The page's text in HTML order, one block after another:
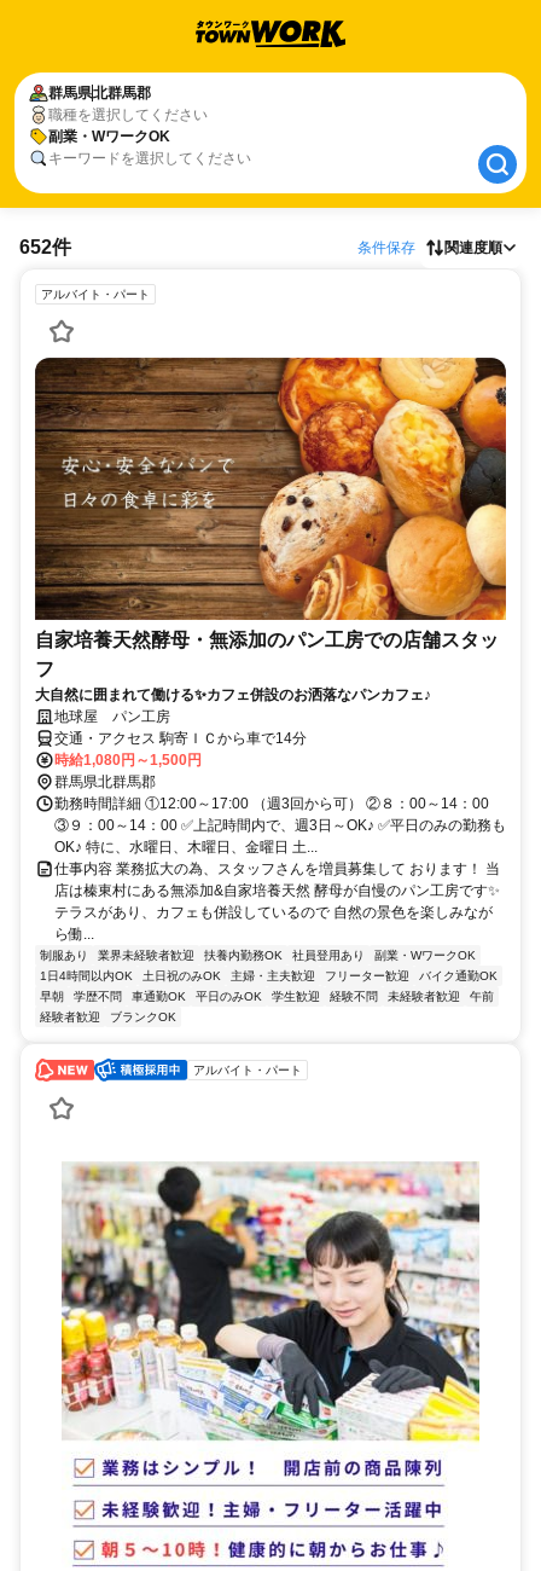
群馬県北群馬郡
職種を選択してください
副業・WワークOK
キーワードを選択してください
群馬県北群馬郡
副業・WワークOK
652件 条件保存 関連度順
アルバイト・パート
自家培養天然酵母・無添加のパン工房での店舗スタッ
フ
大自然に囲まれて働ける✨カフェ併設のお洒落なパンカフェ♪
地球屋 パン工房
交通・アクセス 駒寄ＩＣから車で14分
時給1,080円～1,500円
群馬県北群馬郡
勤務時間詳細 ①12:00～17:00 （週3回から可） ②８：00～14：00
③９：00～14：00 ✅上記時間内で、週3日～OK♪ ✅平日のみの勤務も
OK♪ 特に、水曜日、木曜日、金曜日 土...
仕事内容 業務拡大の為、スタッフさんを増員募集して おります！ 当
店は榛東村にある無添加&自家培養天然 酵母が自慢のパン工房です✨
テラスがあり、カフェも併設しているので 自然の景色を楽しみなが
ら働...
制服あり 業界未経験者歓迎 扶養内勤務OK 社員登用あり
副業・WワークOK
1日4時間以内OK
土日祝のみOK 主婦・主夫歓迎 フリーター歓迎
バイク通勤OK
早朝
学歴不問 車通勤OK 平日のみOK 学生歓迎 経験不問 未経験者歓迎
午前
経験者歓迎
ブランクOK
アルバイト・パート